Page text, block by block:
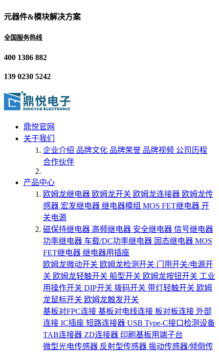
元器件&模块解决方案
全国服务热线
400 1386 882
139 0230 5242
鼎悦官网
关于我们
企业介绍 品牌文化 品牌荣誉 品牌视频 公司历程
合作伙伴
产品中心
欧姆龙继电器 欧姆龙开关 欧姆龙连接器 欧姆龙传
感器 宏发继电器 继电器模组 MOS FET继电器 开
关电源
磁保持继电器 高频继电器 安全继电器 信号继电器
功率继电器 车载/DC功率继电器 固态继电器 MOS
FET继电器 继电器用插座
欧姆龙微动开关 欧姆龙检测开关 门用开关/电源开
关 欧姆龙轻触开关 船型开关 欧姆龙按钮开关 工业
用操作开关 DIP开关 拨码开关 带灯轻触开关 欧姆
龙鼠标开关 欧姆龙触发开关
基板对FPC连接 基板对电线连接 板对板连接 外部
连接 IC插座 短路连接器 USB Type-C接口检测设备
TAB连接器 ZD连接器 印刷基板用端子台
微型光电传感器 反射型传感器 振动传感器/倾倒传